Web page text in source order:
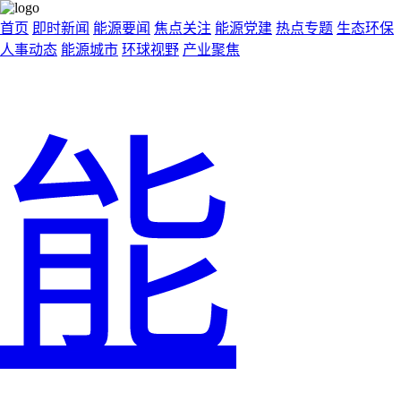
首页 即时新闻 能源要闻 焦点关注 能源党建 热点专题 生态环保
人事动态 能源城市 环球视野 产业聚焦
能